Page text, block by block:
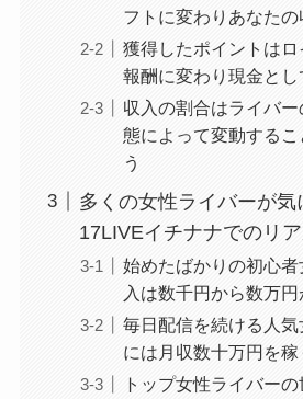
フトに変わりあなた
獲得したポイントはロ
報酬に変わり現金と
収入の割合はライバ
態によって変動するこ
う
多くの女性ライバーが気
17LIVEイチナナでのリ
始めたばかりの初心
入は数千円から数万
毎日配信を続ける人
には月収数十万円を
トップ女性ライバー